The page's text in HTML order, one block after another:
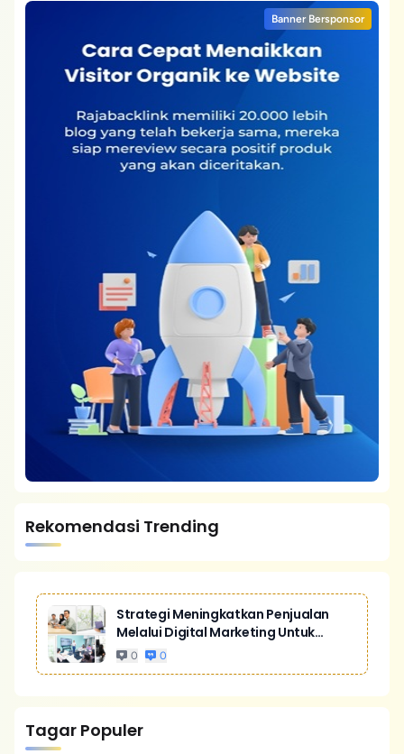
Banner Bersponsor
Rekomendasi Trending
Strategi Meningkatkan Penjualan
Melalui Digital Marketing Untuk
Bisnis Yang Lebih Kompetitif
0 0
Tagar Populer